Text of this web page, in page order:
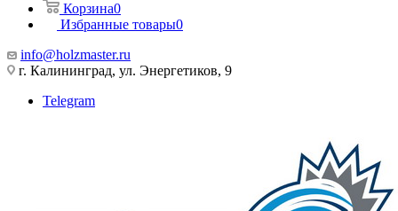
Корзина0
Избранные товары0
info@holzmaster.ru
г. Калининград, ул. Энергетиков, 9
Telegram